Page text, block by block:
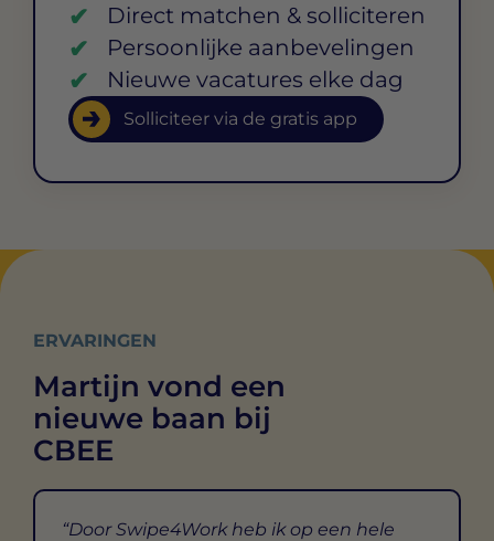
Direct matchen & solliciteren
Persoonlijke aanbevelingen
Nieuwe vacatures elke dag
Solliciteer via de gratis app
ERVARINGEN
Martijn vond een
nieuwe baan bij
CBEE
Door Swipe4Work heb ik op een hele